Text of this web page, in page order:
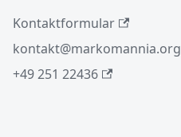
Kontaktformular
kontakt@markomannia.org
+49 251 22436